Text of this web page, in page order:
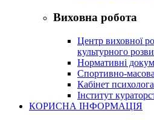
Виховна робота
Центр виховної
культурного
Нормативні
Спортивно-
Кабінет психолога
Інститут
КОРИСНА ІНФОРМАЦІЯ